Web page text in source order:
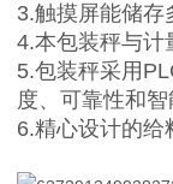
3.触摸屏能储存
4.本包装秤与计
5.包装秤采用
度、可靠性和
6.精心设计的给